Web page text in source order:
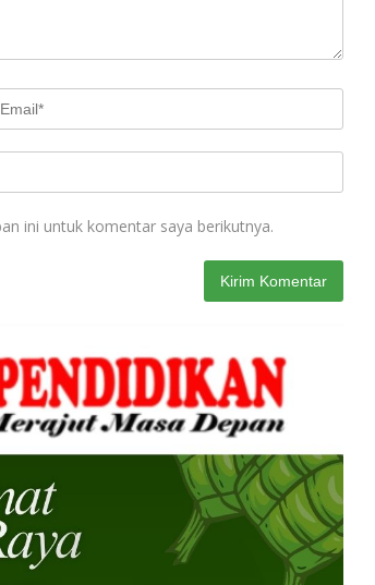
ini untuk komentar saya berikutnya.